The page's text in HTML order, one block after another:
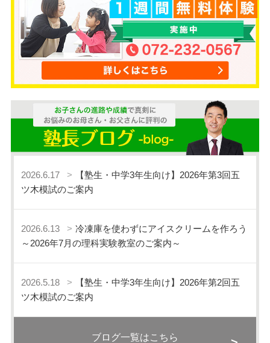
2026.6.17
【塾生・中学3年生向け】2026年第3回五
ツ木模試のご案内
2026.6.13
冷凍庫を使わずにアイスクリームを作ろう
～2026年7月の理科実験教室のご案内～
2026.5.18
【塾生・中学3年生向け】2026年第2回五
ツ木模試のご案内
ブログ一覧はこちら